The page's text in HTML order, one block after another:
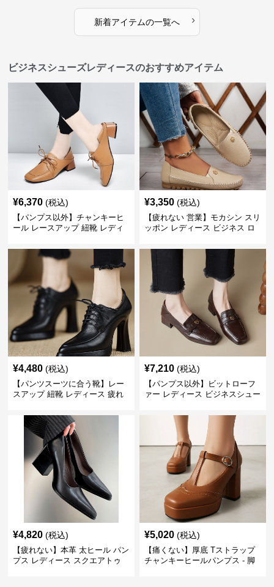
新着アイテムの一覧へ ›
ビジネスシューズレディースのおすすめアイテム
¥6,370 (税込)
【パンプス以外】チャンキーヒ
ール レースアップ 紐靴 レディ
ーツ スクエアトゥ 歩きやすい
¥3,350 (税込)
【疲れない 営業】モカシン スリ
ッポン レディース ビジネス ロ
ジュアル パンプス以外
¥4,480 (税込)
【パンツスーツに合う靴】レー
スアップ 紐靴 レディース 疲れ
ビジネスシューズ
¥7,210 (税込)
【パンプス以外】ビットローフ
ァー レディース ビジネスシュー
トゥ 疲れない スーツ
¥4,820 (税込)
【疲れない】本革 太ヒール パン
プス レディース スクエアトゥ
¥5,020 (税込)
【痛くない】厚底 Tストラップ
チャンキーヒールパンプス - 脚